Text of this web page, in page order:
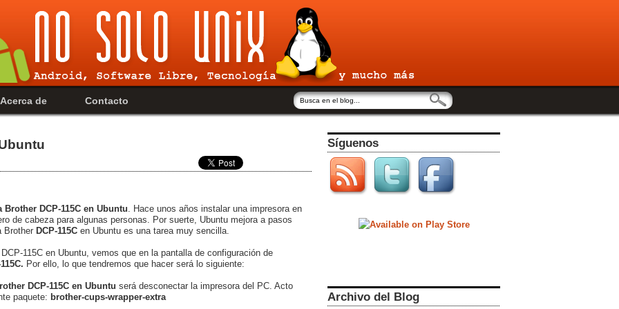
Acerca de Contacto
DCP-115C en Ubuntu . Hace unos años instalar una impresora en
de cabeza para algunas personas. Por suerte, Ubuntu mejora a pasos
Brother DCP-115C en Ubuntu es una tarea muy sencilla.
115C en Ubuntu, vemos que en la pantalla de configuración de
Por ello, lo que tendremos que hacer será lo siguiente:
DCP-115C en Ubuntu será desconectar la impresora del PC. Acto
paquete: brother-cups-wrapper-extra
Síguenos
Archivo del Blog